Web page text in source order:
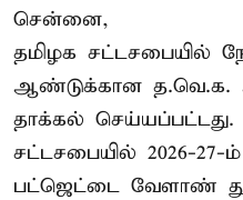
சென்னை,
தமிழக சட்டசபையில்
ஆண்டுக்கான த.வெ.க.
தாக்கல்
சட்டசபையில் 2026-
பட்ஜெட்டை வேளாண்